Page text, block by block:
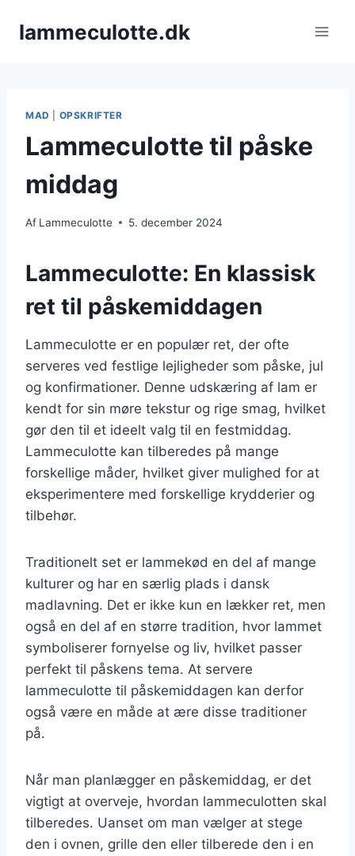
lammeculotte.dk
MAD OPSKRIFTER
Lammeculotte til påske
middag
Af Lammeculotte 5. december 2024
Lammeculotte: En klassisk
ret til påskemiddagen
Lammeculotte er en populær ret, der ofte
serveres ved festlige lejligheder som påske, jul
og konfirmationer. Denne udskæring af lam er
kendt for sin møre tekstur og rige smag, hvilket
gør den til et ideelt valg til en festmiddag.
Lammeculotte kan tilberedes på mange
forskellige måder, hvilket giver mulighed for at
eksperimentere med forskellige krydderier og
tilbehør.
Traditionelt set er lammekød en del af mange
kulturer og har en særlig plads i dansk
madlavning. Det er ikke kun en lækker ret, men
også en del af en større tradition, hvor lammet
symboliserer fornyelse og liv, hvilket passer
perfekt til påskens tema. At servere
lammeculotte til påskemiddagen kan derfor
også være en måde at ære disse traditioner
på.
Når man planlægger en påskemiddag, er det
vigtigt at overveje, hvordan lammeculotten skal
tilberedes. Uanset om man vælger at stege
den i ovnen, grille den eller tilberede den i en